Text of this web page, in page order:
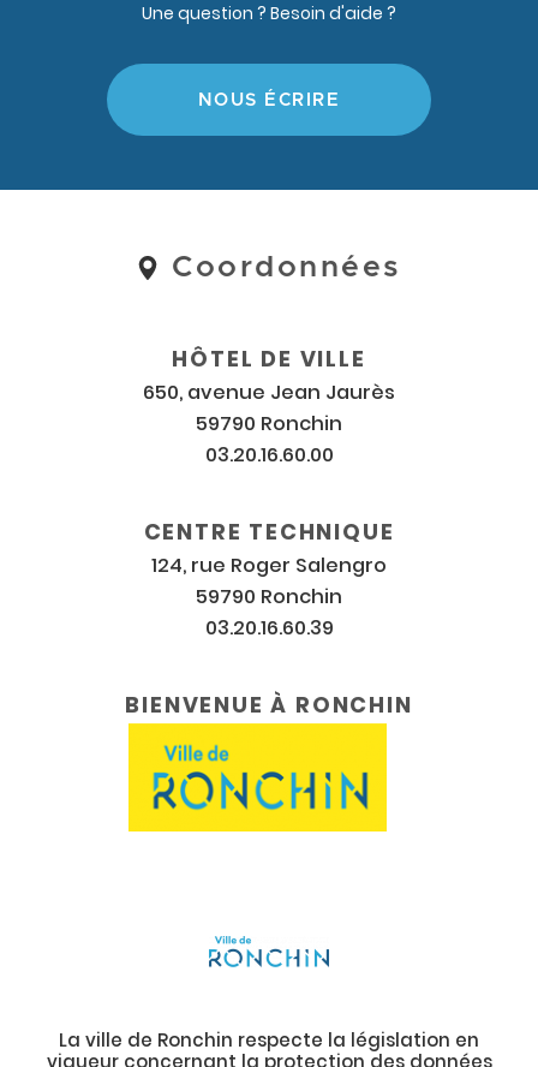
Coordonnées
Coordonnées
horaires
HÔTEL DE VILLE
650, avenue Jean Jaurès
59790 Ronchin
03.20.16.60.00
CENTRE TECHNIQUE
124, rue Roger Salengro
59790 Ronchin
03.20.16.60.39
BIENVENUE À RONCHIN
Une question ? Besoin d'aide ?
NOUS ÉCRIRE
La ville de Ronchin respecte la législation en
vigueur concernant la protection des données